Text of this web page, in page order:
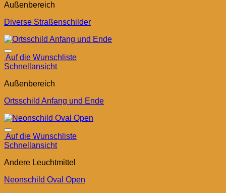
Außenbereich
Diverse Straßenschilder
Auf die Wunschliste
Schnellansicht
Außenbereich
Ortsschild Anfang und Ende
Auf die Wunschliste
Schnellansicht
Andere Leuchtmittel
Neonschild Oval Open